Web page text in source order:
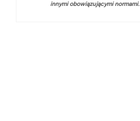
innymi obowiązującymi normami.